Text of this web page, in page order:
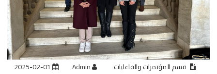
قسم المؤتمرات والفاعليات